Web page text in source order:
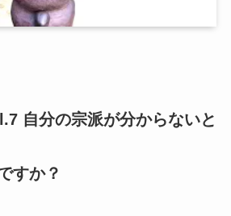
自分の宗派が分からないと
すか？